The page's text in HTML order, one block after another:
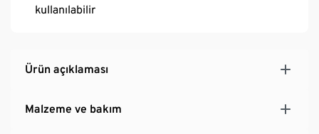
kullanılabilir
Ürün açıklaması
Malzeme ve bakım